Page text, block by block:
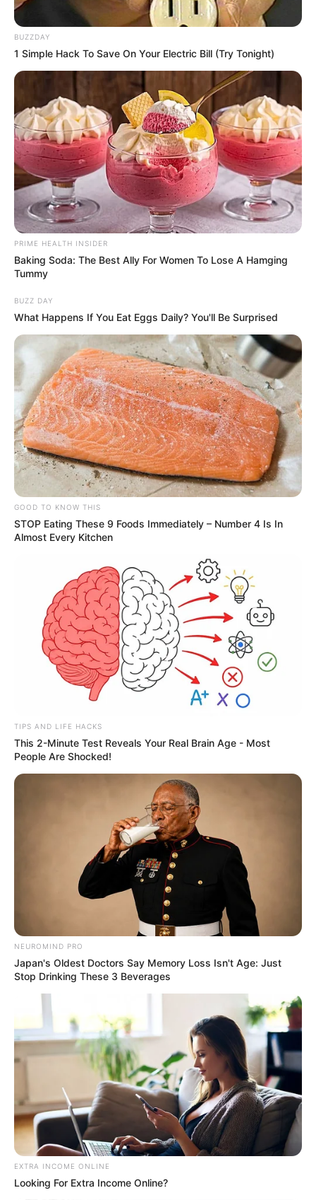
BUZZDAY
1 Simple Hack To Save On Your Electric Bill (Try Tonight)
PRIME HEALTH INSIDER
Baking Soda: The Best Ally For Women To Lose A Hamging
Tummy
BUZZ DAY
What Happens If You Eat Eggs Daily? You'll Be Surprised
GOOD TO KNOW THIS
STOP Eating These 9 Foods Immediately – Number 4 Is In
Almost Every Kitchen
TIPS AND LIFE HACKS
This 2-Minute Test Reveals Your Real Brain Age - Most
People Are Shocked!
NEUROMIND PRO
Japan's Oldest Doctors Say Memory Loss Isn't Age: Just
Stop Drinking These 3 Beverages
EXTRA INCOME ONLINE
Looking For Extra Income Online?